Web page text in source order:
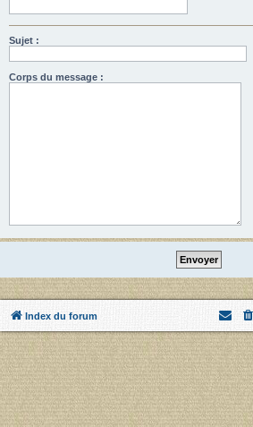
Sujet :
Corps du message :
Index du forum